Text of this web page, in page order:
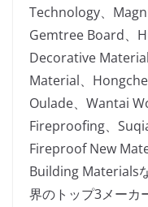
Technology、
Gemtree Board、
Decorative
Material、
Oulade、Wantai
Fireproofing、
Fireproof New
Building Materials
界のトップ3メーカ